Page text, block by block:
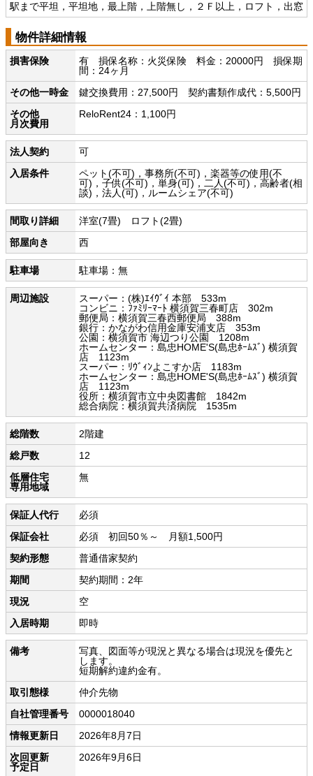
駅まで平坦，平坦地，最上階，上階無し，２Ｆ以上，ロフト，出窓
物件詳細情報
損害保険
有 損保名称：火災保険 料金：20000円 損保期
間：24ヶ月
その他一時金
鍵交換費用：27,500円 契約書類作成代：5,500円
その他
月次費用
ReloRent24：1,100円
法人契約
可
入居条件
ペット(不可)，事務所(不可)，楽器等の使用(不
可)，子供(不可)，単身(可)，二人(不可)，高齢者(相
談)，法人(可)，ルームシェア(不可)
間取り詳細
洋室(7畳) ロフト(2畳)
部屋向き
西
駐車場 駐車場：無
周辺施設
スーパー：(株)ｴｲｳﾞｲ 本部 533m
コンビニ：ﾌｧﾐﾘｰﾏｰﾄ 横須賀三春町店 302m
郵便局：横須賀三春西郵便局 388m
銀行：かながわ信用金庫安浦支店 353m
公園：横須賀市 海辺つり公園 1208m
ホームセンター：島忠HOME'S(島忠ﾎｰﾑｽﾞ) 横須賀
店 1123m
スーパー：ﾘｳﾞｨﾝよこすか店 1183m
ホームセンター：島忠HOME'S(島忠ﾎｰﾑｽﾞ) 横須賀
店 1123m
役所：横須賀市立中央図書館 1842m
総合病院：横須賀共済病院 1535m
総階数
2階建
総戸数
12
低層住宅
専用地域
無
保証人代行
必須
保証会社
必須 初回50％～ 月額1,500円
契約形態
普通借家契約
期間
契約期間：2年
現況
空
入居時期
即時
備考
写真、図面等が現況と異なる場合は現況を優先と
します。
短期解約違約金有。
取引態様
仲介先物
自社管理番号
0000018040
情報更新日
2026年8月7日
次回更新
予定日
2026年9月6日